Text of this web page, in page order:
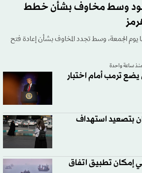
وسط مخاوف بشأن خطط
الجمعة، وسط تجدد المخاوف بشأن إعادة فتح
ساعة واحدة
ترمب أمام اختبار
بتصعيد استهداف
تطبيق اتفاق